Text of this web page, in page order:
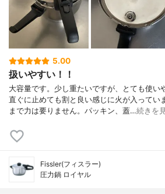
5.00
扱いやすい！！
大容量です。少し重たいですが、とても使い
直ぐに止めても割と良い感じに火が入ってい
まで力は要りません。パッキン、蓋…続きを
Fissler(フィスラー)
圧力鍋 ロイヤル